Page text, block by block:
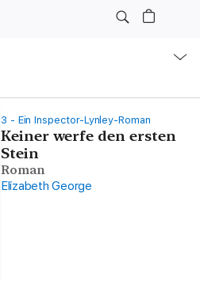
3 - Ein Inspector-Lynley-Roman
Keiner werfe den ersten
Stein
Roman
Elizabeth George